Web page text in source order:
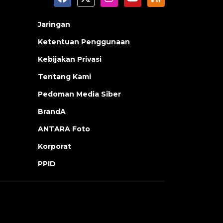
Jaringan
Ketentuan Penggunaan
Kebijakan Privasi
Tentang Kami
Pedoman Media Siber
BrandA
ANTARA Foto
Korporat
PPID